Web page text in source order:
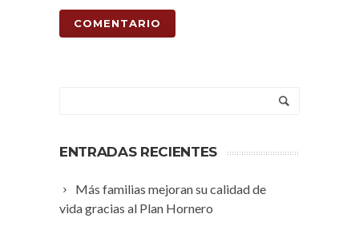
ENTRADAS RECIENTES
Más familias mejoran su calidad de
vida gracias al Plan Hornero